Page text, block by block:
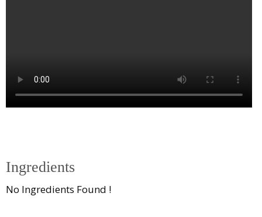
Ingredients
No Ingredients Found !